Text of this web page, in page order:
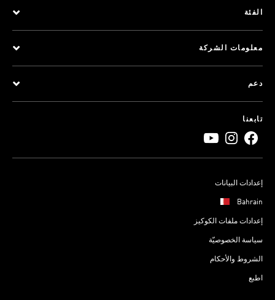
الفئة
معلومات الشركة
دعم
تابعنا
إعدادات البيانات
Bahrain
إعدادات ملفات الكوكيز
سياسة الخصوصيّة
الشروط والأحكام
اطبع